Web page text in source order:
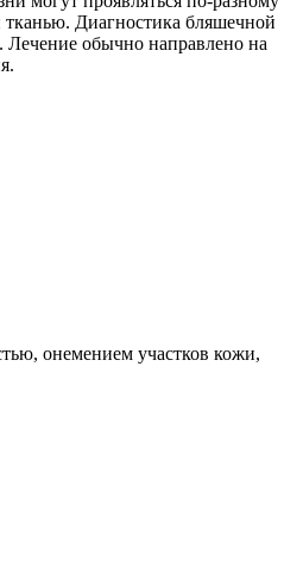
тканью. Диагностика бляшечной
Лечение обычно направлено на
онемением участков кожи,